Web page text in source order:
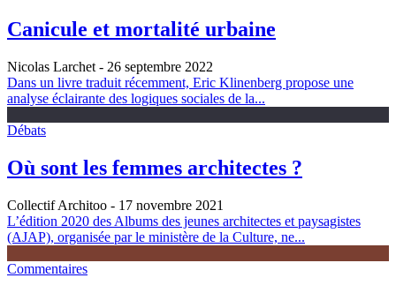
Canicule et mortalité urbaine
Nicolas Larchet - 26 septembre 2022
Dans un livre traduit récemment, Eric Klinenberg propose une
analyse éclairante des logiques sociales de la...
Débats
Où sont les femmes architectes ?
Collectif Architoo - 17 novembre 2021
L’édition 2020 des Albums des jeunes architectes et paysagistes
(AJAP), organisée par le ministère de la Culture, ne...
Commentaires